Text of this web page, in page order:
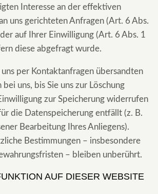
Interesse an der effektiven
uns gerichteten Anfragen (Art. 6 Abs.
auf Ihrer Einwilligung (Art. 6 Abs. 1
diese abgefragt wurde.
uns per Kontaktanfragen übersandten
uns, bis Sie uns zur Löschung
zur Speicherung widerrufen
die Datenspeicherung entfällt (z. B.
Bearbeitung Ihres Anliegens).
Bestimmungen – insbesondere
– bleiben unberührt.
AUF DIESER WEBSITE